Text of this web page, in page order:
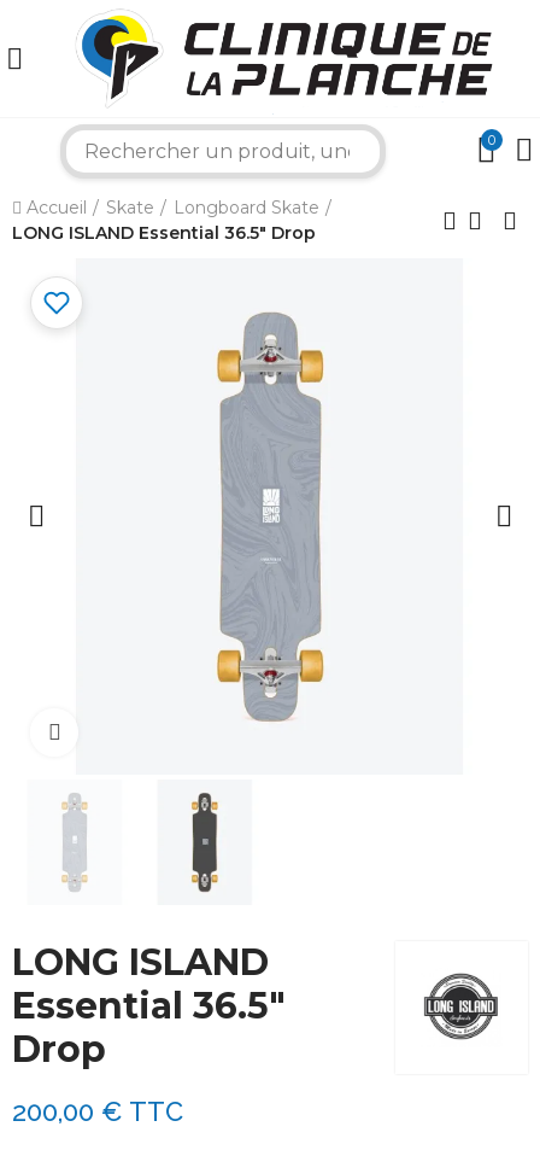
0
Accueil Skate
Longboard Skate
LONG ISLAND Essential 36.5" Drop
LONG ISLAND
Essential 36.5"
Drop
200,00 € TTC
×
Bonjour ! Je suis votre expert nautique.